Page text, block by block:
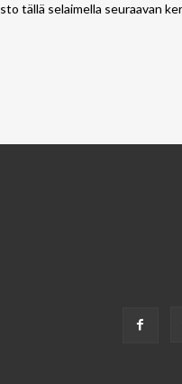
tällä selaimella seuraavan